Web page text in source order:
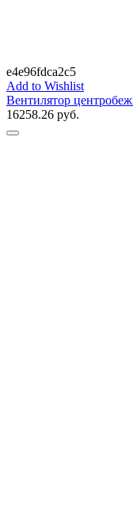
e4e96fdca2c5
Add to Wishlist
Вентилятор
16258.26 руб.